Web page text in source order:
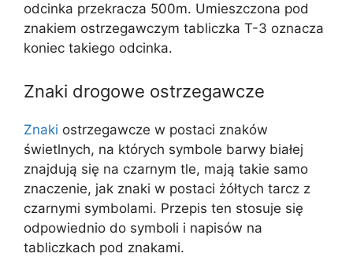
odcinka przekracza 500m. Umieszczona pod
znakiem ostrzegawczym tabliczka T-3 oznacza
koniec takiego odcinka.
Znaki drogowe ostrzegawcze
Znaki ostrzegawcze w postaci znaków
świetlnych, na których symbole barwy białej
znajdują się na czarnym tle, mają takie samo
znaczenie, jak znaki w postaci żółtych tarcz z
czarnymi symbolami. Przepis ten stosuje się
odpowiednio do symboli i napisów na
tabliczkach pod znakami.